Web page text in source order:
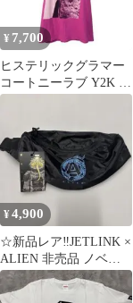
¥ 7,700
ヒステリックグラマー
コートニーラブ Y2K ガ
ール タンクトップ 日本
¥4,900
☆新品レア‼️JETLINK ×
ALIEN 非売品 ノベル
ティ ウエストポーチ‼️